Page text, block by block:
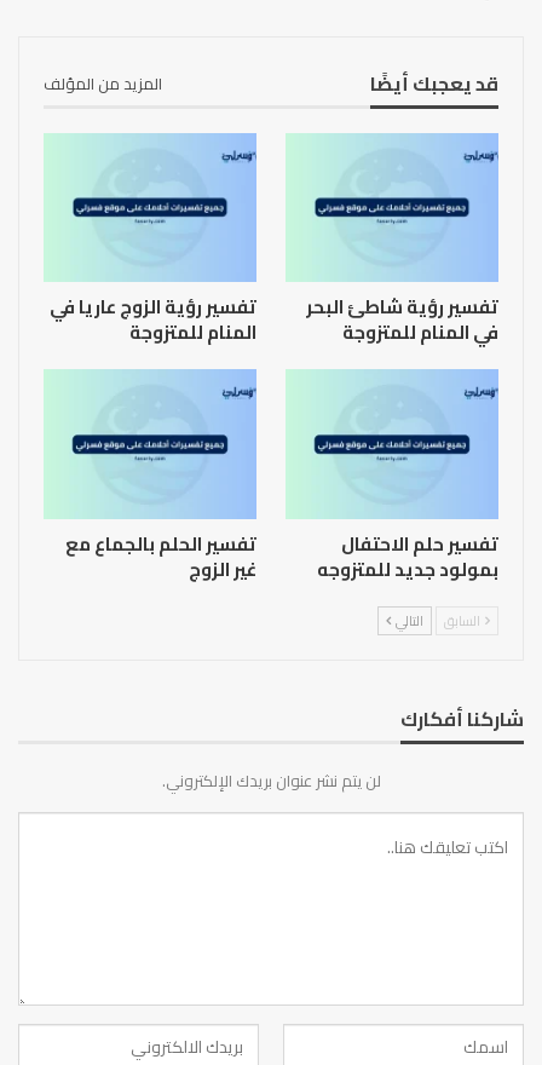
قد يعجبك أيضًا المزيد من المؤلف
تفسير رؤية شاطئ البحر
في المنام للمتزوجة
تفسير رؤية الزوج عاريا في
المنام للمتزوجة
تفسير حلم الاحتفال
بمولود جديد للمتزوجه
تفسير الحلم بالجماع مع
غير الزوج
السابق التالي
شاركنا أفكارك
لن يتم نشر عنوان بريدك الإلكتروني.